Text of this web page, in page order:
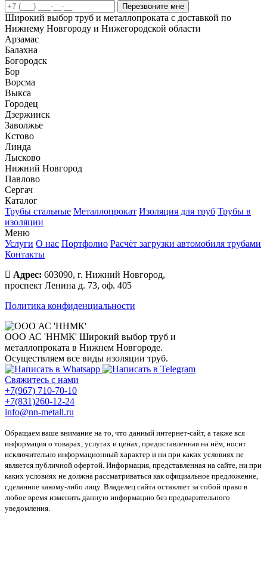
Перезвоните мне
Широкий выбор труб и металлопроката с доставкой по
Нижнему Новгороду и Нижегородской области
Арзамас
Балахна
Богородск
Бор
Ворсма
Выкса
Городец
Дзержинск
Заволжье
Кстово
Линда
Лысково
Нижний Новгород
Павлово
Сергач
Каталог
Трубы стальные Металлопрокат Изоляция для труб Трубы в
изоляции
Меню
Услуги О нас Портфолио Расчёт загрузки автомобиля трубами
Контакты
Адрес: 603090, г. Нижний Новгород,
проспект Ленина д. 73, оф. 405
Политика конфиденциальности
ООО АС 'ННМК' Широкий выбор труб и
металлопроката в Нижнем Новгороде.
Осуществляем все виды изоляции труб.
Свяжитесь с нами
+7(967) 710-70-10
+7(831)260-12-24
info@nn-metall.ru
Обращаем ваше внимание на то, что данный интернет-сайт, а также вся
информация о товарах, услугах и ценах, предоставленная на нём, носит
исключительно информационный характер и ни при каких условиях не
является публичной офертой. Информация, представленная на сайте, ни при
каких условиях не должна рассматриваться как официальное предложение,
сделанное какому-либо лицу. Владелец сайта оставляет за собой право в
любое время изменить данную информацию без предварительного
уведомления.